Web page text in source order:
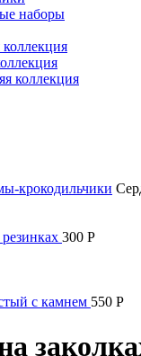
наборы
коллекция
крокодильчики
300 Р
с камнем 550 Р